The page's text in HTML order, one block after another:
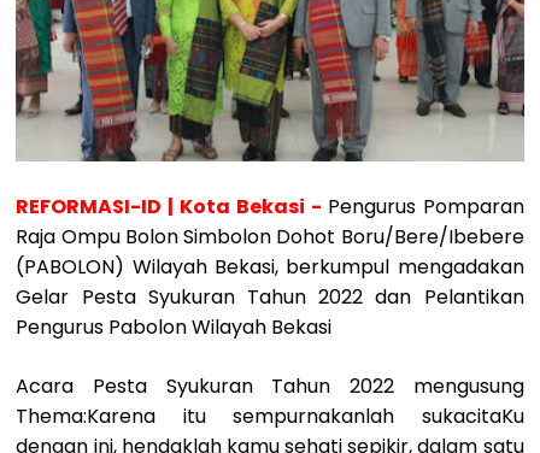
REFORMASI-ID | Kota Bekasi - Pengurus Pomparan
Raja Ompu Bolon Simbolon Dohot Boru/Bere/Ibebere
(PABOLON) Wilayah Bekasi, berkumpul mengadakan
Gelar Pesta Syukuran Tahun 2022 dan Pelantikan
Pengurus Pabolon Wilayah Bekasi
Acara Pesta Syukuran Tahun 2022 mengusung
Thema:Karena itu sempurnakanlah sukacitaKu
dengan ini, hendaklah kamu sehati sepikir, dalam satu